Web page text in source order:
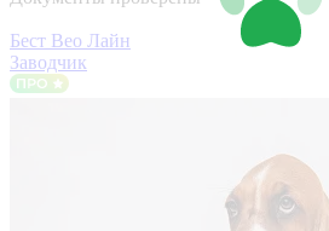
Бест Вео Лайн
Заводчик